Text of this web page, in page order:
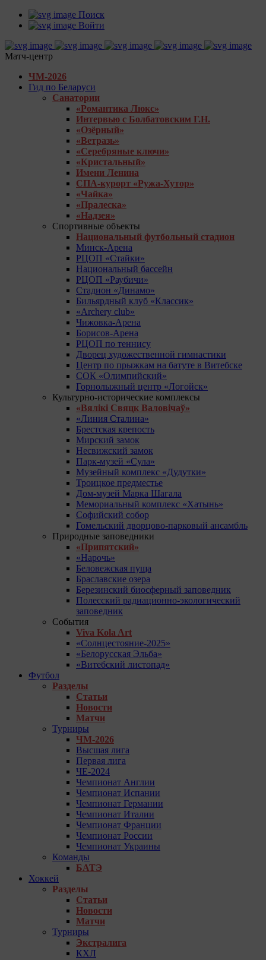
Поиск
Войти
Матч-центр
ЧМ-2026
Гид по Беларуси
Санатории
«Романтика Люкс»
Интервью с Болбатовским Г.Н.
«Озёрный»
«Ветразь»
«Серебряные ключи»
«Кристальный»
Имени Ленина
СПА-курорт «Ружа-Хутор»
«Чайка»
«Пралеска»
«Надзея»
Спортивные объекты
Национальный футбольный стадион
Минск-Арена
РЦОП «Стайки»
Национальный бассейн
РЦОП «Раубичи»
Стадион «Динамо»
Бильярдный клуб «Классик»
«Archery club»
Чижовка-Арена
Борисов-Арена
РЦОП по теннису
Дворец художественной гимнастики
Центр по прыжкам на батуте в Витебске
СОК «Олимпийский»
Горнолыжный центр «Логойск»
Культурно-исторические комплексы
«Вялікі Свяцк Валовічаў»
«Линия Сталина»
Брестская крепость
Мирский замок
Несвижский замок
Парк-музей «Сула»
Музейный комплекс «Дудутки»
Троицкое предместье
Дом-музей Марка Шагала
Мемориальный комплекс «Хатынь»
Софийский собор
Гомельский дворцово-парковый ансамбль
Природные заповедники
«Припятский»
«Нарочь»
Беловежская пуща
Браславские озера
Березинский биосферный заповедник
Полесский радиационно-экологический
заповедник
События
Viva Kola Art
«Солнцестояние-2025»
«Белорусская Эльба»
«Витебский листопад»
Футбол
Разделы
Статьи
Новости
Матчи
Турниры
ЧМ-2026
Высшая лига
Первая лига
ЧЕ-2024
Чемпионат Англии
Чемпионат Испании
Чемпионат Германии
Чемпионат Италии
Чемпионат Франции
Чемпионат России
Чемпионат Украины
Команды
БАТЭ
Хоккей
Разделы
Статьи
Новости
Матчи
Турниры
Экстралига
КХЛ